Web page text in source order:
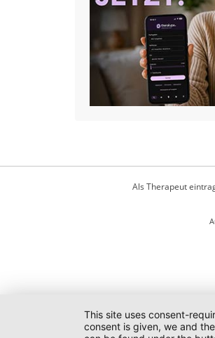
Als Therapeut
This site uses consent-
consent is given, we and